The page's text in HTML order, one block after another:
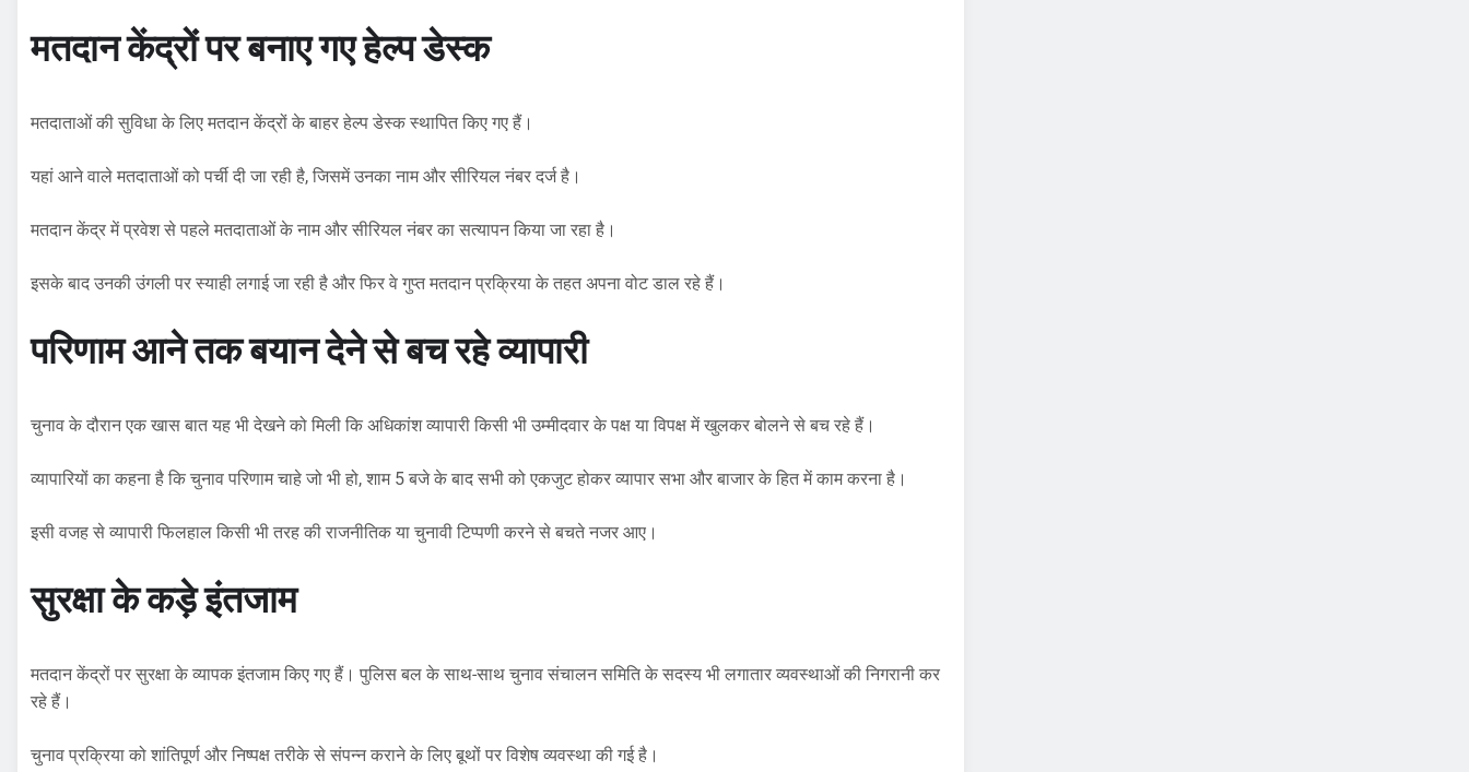
मतदान केंद्रों पर बनाए गए हेल्प डेस्क
मतदाताओं की सुविधा के लिए मतदान केंद्रों के बाहर हेल्प डेस्क स्थापित किए गए हैं।
यहां आने वाले मतदाताओं को पर्ची दी जा रही है, जिसमें उनका नाम और सीरियल नंबर दर्ज है।
मतदान केंद्र में प्रवेश से पहले मतदाताओं के नाम और सीरियल नंबर का सत्यापन किया जा रहा है।
इसके बाद उनकी उंगली पर स्याही लगाई जा रही है और फिर वे गुप्त मतदान प्रक्रिया के तहत अपना वोट डाल रहे हैं।
परिणाम आने तक बयान देने से बच रहे व्यापारी
चुनाव के दौरान एक खास बात यह भी देखने को मिली कि अधिकांश व्यापारी किसी भी उम्मीदवार के पक्ष या विपक्ष में खुलकर बोलने से बच रहे हैं।
व्यापारियों का कहना है कि चुनाव परिणाम चाहे जो भी हो, शाम 5 बजे के बाद सभी को एकजुट होकर व्यापार सभा और बाजार के हित में काम करना है।
इसी वजह से व्यापारी फिलहाल किसी भी तरह की राजनीतिक या चुनावी टिप्पणी करने से बचते नजर आए।
सुरक्षा के कड़े इंतजाम
मतदान केंद्रों पर सुरक्षा के व्यापक इंतजाम किए गए हैं। पुलिस बल के साथ-साथ चुनाव संचालन समिति के सदस्य भी लगातार व्यवस्थाओं की निगरानी कर
रहे हैं।
चुनाव प्रक्रिया को शांतिपूर्ण और निष्पक्ष तरीके से संपन्न कराने के लिए बूथों पर विशेष व्यवस्था की गई है।